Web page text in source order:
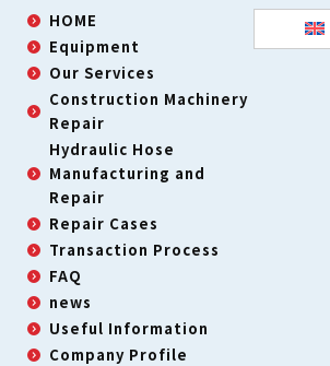
HOME
Equipment
Our Services
Construction Machinery
Repair
Hydraulic Hose
Manufacturing and
Repair
Repair Cases
Transaction Process
FAQ
news
Useful Information
Company Profile